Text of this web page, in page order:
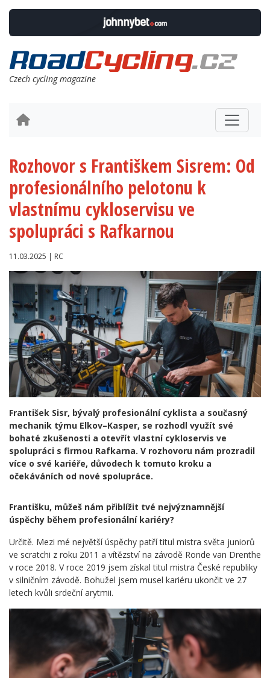
Czech cycling magazine
Rozhovor s Františkem Sisrem: Od
profesionálního pelotonu k
vlastnímu cykloservisu ve
spolupráci s Rafkarnou
11.03.2025 | RC
František Sisr, bývalý profesionální cyklista a současný
mechanik týmu Elkov–Kasper, se rozhodl využít své
bohaté zkušenosti a otevřít vlastní cykloservis ve
spolupráci s firmou Rafkarna. V rozhovoru nám prozradil
více o své kariéře, důvodech k tomuto kroku a
očekáváních od nové spolupráce.
Františku, můžeš nám přiblížit tvé nejvýznamnější
úspěchy během profesionální kariéry?
Určitě. Mezi mé největší úspěchy patří titul mistra světa juniorů
ve scratchi z roku 2011 a vítězství na závodě Ronde van Drenthe
v roce 2018. V roce 2019 jsem získal titul mistra České republiky
v silničním závodě. Bohužel jsem musel kariéru ukončit ve 27
letech kvůli srdeční arytmii.